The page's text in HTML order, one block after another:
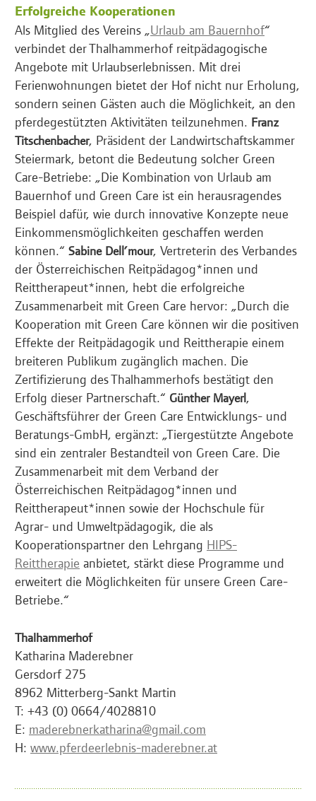
Erfolgreiche Kooperationen
Als Mitglied des Vereins „Urlaub am Bauernhof“
verbindet der Thalhammerhof reitpädagogische
Angebote mit Urlaubserlebnissen. Mit drei
Ferienwohnungen bietet der Hof nicht nur Erholung,
sondern seinen Gästen auch die Möglichkeit, an den
pferdegestützten Aktivitäten teilzunehmen. Franz
Titschenbacher, Präsident der Landwirtschaftskammer
Steiermark, betont die Bedeutung solcher Green
Care-Betriebe: „Die Kombination von Urlaub am
Bauernhof und Green Care ist ein herausragendes
Beispiel dafür, wie durch innovative Konzepte neue
Einkommensmöglichkeiten geschaffen werden
können.“ Sabine Dell’mour, Vertreterin des Verbandes
der Österreichischen Reitpädagog*innen und
Reittherapeut*innen, hebt die erfolgreiche
Zusammenarbeit mit Green Care hervor: „Durch die
Kooperation mit Green Care können wir die positiven
Effekte der Reitpädagogik und Reittherapie einem
breiteren Publikum zugänglich machen. Die
Zertifizierung des Thalhammerhofs bestätigt den
Erfolg dieser Partnerschaft.“ Günther Mayerl,
Geschäftsführer der Green Care Entwicklungs- und
Beratungs-GmbH, ergänzt: „Tiergestützte Angebote
sind ein zentraler Bestandteil von Green Care. Die
Zusammenarbeit mit dem Verband der
Österreichischen Reitpädagog*innen und
Reittherapeut*innen sowie der Hochschule für
Agrar- und Umweltpädagogik, die als
Kooperationspartner den Lehrgang HIPS-
Reittherapie anbietet, stärkt diese Programme und
erweitert die Möglichkeiten für unsere Green Care-
Betriebe.“
Thalhammerhof
Katharina Maderebner
Gersdorf 275
8962 Mitterberg-Sankt Martin
T: +43 (0) 0664/4028810
E: maderebnerkatharina@gmail.com
H: www.pferdeerlebnis-maderebner.at